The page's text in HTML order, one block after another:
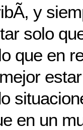
y
solo
que en
en un